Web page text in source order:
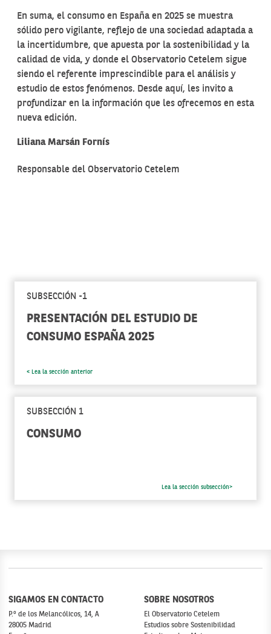
En suma, el consumo en España en 2025 se muestra
sólido pero vigilante, reflejo de una sociedad adaptada a
la incertidumbre, que apuesta por la sostenibilidad y la
calidad de vida, y donde el Observatorio Cetelem sigue
siendo el referente imprescindible para el análisis y
estudio de estos fenómenos. Desde aquí, les invito a
profundizar en la información que les ofrecemos en esta
nueva edición.
Liliana Marsán Fornís
Responsable del Observatorio Cetelem
SUBSECCIÓN -1
PRESENTACIÓN DEL ESTUDIO DE
CONSUMO ESPAÑA 2025
< Lea la sección anterior
SUBSECCIÓN 1
CONSUMO
Lea la sección subsección>
SIGAMOS EN CONTACTO
P.º de los Melancólicos, 14, A
28005 Madrid
SOBRE NOSOTROS
El Observatorio Cetelem
Estudios sobre Sostenibilidad